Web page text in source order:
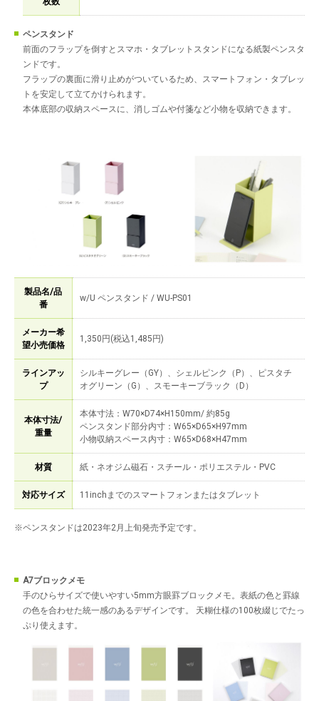
ペンスタンド
前面のフラップを倒すとスマホ・タブレットスタンドになる紙製ペンスタ
ンドです。
フラップの裏面に滑り止めがついているため、スマートフォン・タブレッ
トを安定して立てかけられます。
本体底部の収納スペースに、消しゴムや付箋など小物を収納できます。
製品名/品
番
w/U ペンスタンド / WU-PS01
メーカー希
望小売価格
1,350円(税込1,485円)
ラインアッ
プ
シルキーグレー（GY）、シェルピンク（P）、ピスタチ
オグリーン（G）、スモーキーブラック（D）
本体寸法/
重量
本体寸法：W70×D74×H150mm/ 約85g
ペンスタンド部分内寸：W65×D65×H97mm
小物収納スペース内寸：W65×D68×H47mm
材質 紙・ネオジム磁石・スチール・ポリエステル・PVC
対応サイズ 11inchまでのスマートフォンまたはタブレット
※ペンスタンドは2023年2月上旬発売予定です。
A7ブロックメモ
手のひらサイズで使いやすい5mm方眼罫ブロックメモ。表紙の色と罫線
の色を合わせた統一感のあるデザインです。 天糊仕様の100枚綴じでたっ
ぷり使えます。